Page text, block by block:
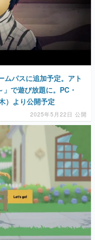
ムパスに追加予定。アト
で遊び放題に。PC・
）より公開予定
2025年5月22日 公開